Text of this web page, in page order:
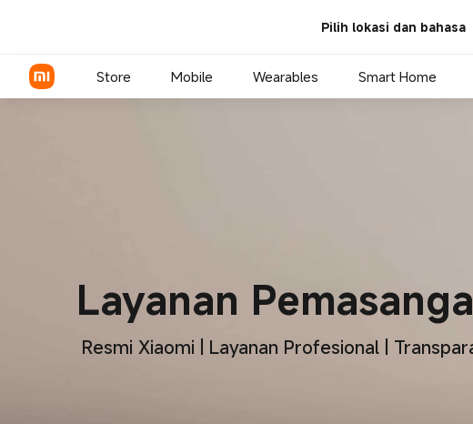
Pilih lokasi dan bahasa
Store Mobile Wearables Smart Home
Layanan Pemasangan TV
Layanan
Resmi Xiaomi | Layanan Profesional |